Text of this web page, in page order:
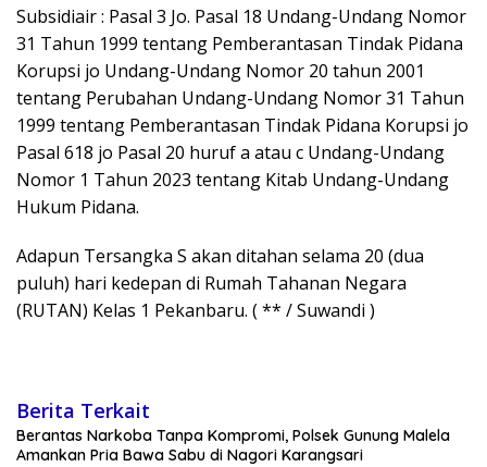
Subsidiair : Pasal 3 Jo. Pasal 18 Undang-Undang Nomor
31 Tahun 1999 tentang Pemberantasan Tindak Pidana
Korupsi jo Undang-Undang Nomor 20 tahun 2001
tentang Perubahan Undang-Undang Nomor 31 Tahun
1999 tentang Pemberantasan Tindak Pidana Korupsi jo
Pasal 618 jo Pasal 20 huruf a atau c Undang-Undang
Nomor 1 Tahun 2023 tentang Kitab Undang-Undang
Hukum Pidana.
Adapun Tersangka S akan ditahan selama 20 (dua
puluh) hari kedepan di Rumah Tahanan Negara
(RUTAN) Kelas 1 Pekanbaru. ( ** / Suwandi )
Berita Terkait
Berantas Narkoba Tanpa Kompromi, Polsek Gunung Malela
Amankan Pria Bawa Sabu di Nagori Karangsari